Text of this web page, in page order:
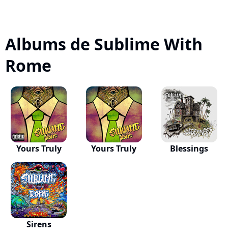
Albums de Sublime With
Rome
Yours Truly Yours Truly Blessings
Sirens